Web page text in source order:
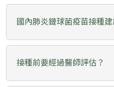
國內肺炎鏈球菌疫苗接種建
接種前要經過醫師評估？